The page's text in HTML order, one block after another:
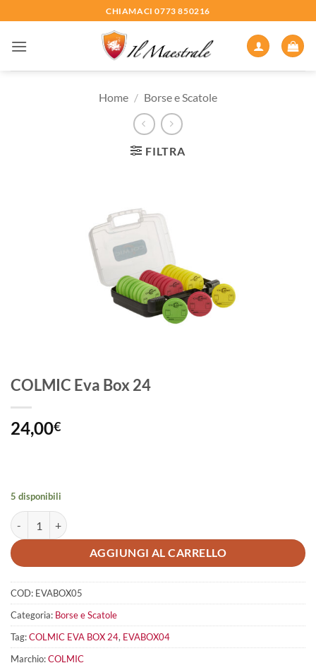
ai
contenuti
CHIAMACI 0773 850216
Home / Borse e Scatole
FILTRA
COLMIC Eva Box 24
24,00€
5 disponibili
COLMIC Eva Box 24 quantità
AGGIUNGI AL CARRELLO
COD: EVABOX05
Categoria: Borse e Scatole
Tag:COLMIC EVA BOX 24, EVABOX04
Marchio:COLMIC